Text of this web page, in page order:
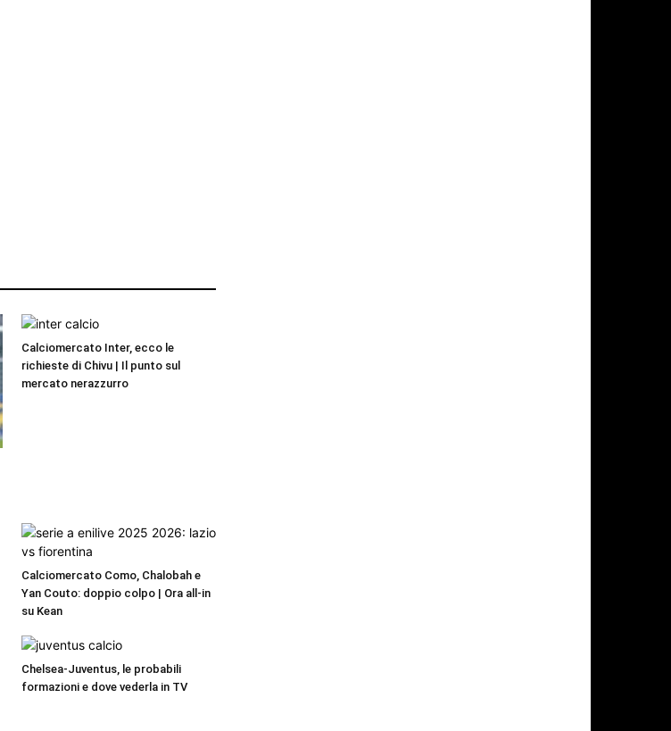
Calciomercato Inter, ecco le
richieste di Chivu | Il punto sul
mercato nerazzurro
Calciomercato Como, Chalobah e
Yan Couto: doppio colpo | Ora all-in
su Kean
Chelsea-Juventus, le probabili
formazioni e dove vederla in TV